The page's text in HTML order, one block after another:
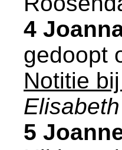
4
gedoopt
Notitie
5